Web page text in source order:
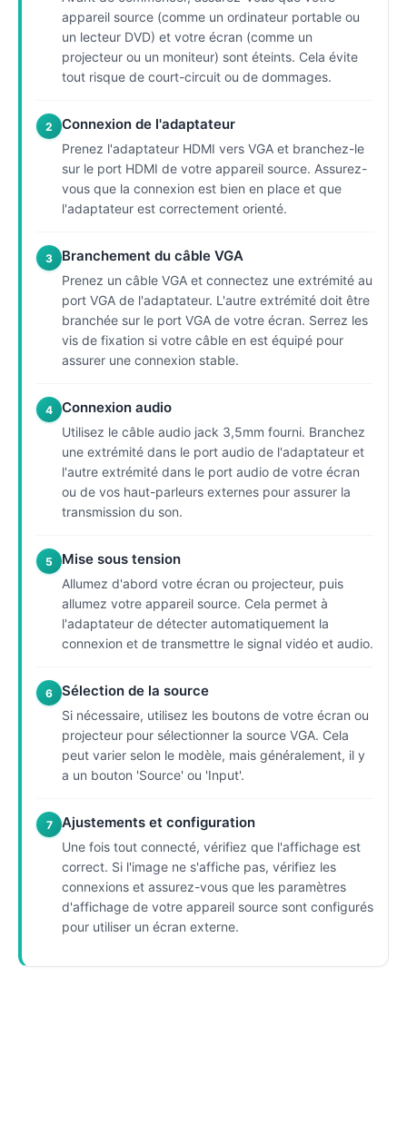
appareil source (comme un ordinateur portable ou
un lecteur DVD) et votre écran (comme un
projecteur ou un moniteur) sont éteints. Cela évite
tout risque de court-circuit ou de dommages.
2 Connexion de l'adaptateur
Prenez l'adaptateur HDMI vers VGA et branchez-le
sur le port HDMI de votre appareil source. Assurez-
vous que la connexion est bien en place et que
l'adaptateur est correctement orienté.
3 Branchement du câble VGA
Prenez un câble VGA et connectez une extrémité au
port VGA de l'adaptateur. L'autre extrémité doit être
branchée sur le port VGA de votre écran. Serrez les
vis de fixation si votre câble en est équipé pour
assurer une connexion stable.
4 Connexion audio
Utilisez le câble audio jack 3,5mm fourni. Branchez
une extrémité dans le port audio de l'adaptateur et
l'autre extrémité dans le port audio de votre écran
ou de vos haut-parleurs externes pour assurer la
transmission du son.
5 Mise sous tension
Allumez d'abord votre écran ou projecteur, puis
allumez votre appareil source. Cela permet à
l'adaptateur de détecter automatiquement la
connexion et de transmettre le signal vidéo et audio.
6 Sélection de la source
Si nécessaire, utilisez les boutons de votre écran ou
projecteur pour sélectionner la source VGA. Cela
peut varier selon le modèle, mais généralement, il y
a un bouton 'Source' ou 'Input'.
7 Ajustements et configuration
Une fois tout connecté, vérifiez que l'affichage est
correct. Si l'image ne s'affiche pas, vérifiez les
connexions et assurez-vous que les paramètres
d'affichage de votre appareil source sont configurés
pour utiliser un écran externe.